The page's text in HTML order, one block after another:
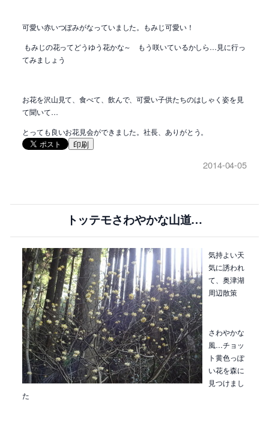
可愛い赤いつぼみがなっていました。もみじ可愛い！
もみじの花ってどうゆう花かな～ もう咲いているかしら…見に行っ
てみましょう
お花を沢山見て、食べて、飲んで、可愛い子供たちのはしゃく姿を見
て聞いて…
とっても良いお花見会ができました。社長、ありがとう。
印刷
2014-04-05
トッテモさわやかな山道…
気持よい天
気に誘われ
て、奥津湖
周辺散策
さわやかな
風…チョッ
ト黄色っぽ
い花を森に
見つけまし
た